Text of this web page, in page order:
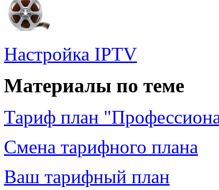
Настройка IPTV
Материалы по теме
Тариф план
Смена тарифного плана
Ваш тарифный план